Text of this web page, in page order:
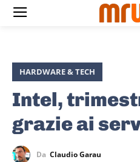
HARDWARE & TECH
Intel,
grazie ai
Da Claudio Garau